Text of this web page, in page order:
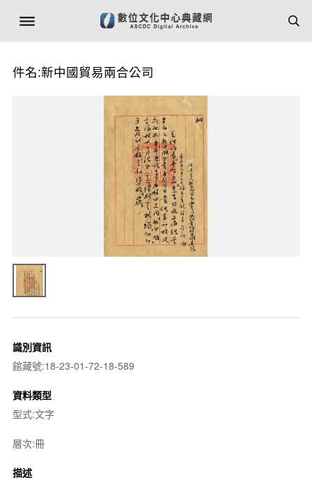
件名:新中國貿易兩合公司
識別資訊
館藏號:18-23-01-72-18-589
資料類型
型式:文字
層次:冊
描述